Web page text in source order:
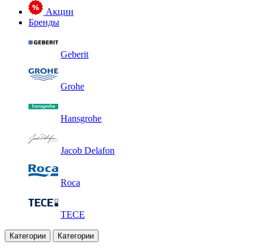
Акции
Бренды
Geberit
Grohe
Hansgrohe
Jacob Delafon
Roca
TECE
Категории Категории